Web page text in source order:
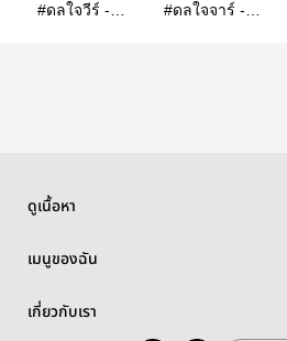
#ดลใจวีร์ -
#ดลใจจาร์ -
ดูเนื้อหา
เมนูของฉัน
เกี่ยวกับเรา